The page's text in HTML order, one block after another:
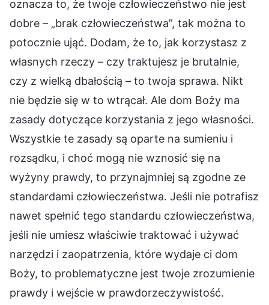
oznacza to, że twoje człowieczeństwo nie jest
dobre – „brak człowieczeństwa”, tak można to
potocznie ująć. Dodam, że to, jak korzystasz z
własnych rzeczy – czy traktujesz je brutalnie,
czy z wielką dbałością – to twoja sprawa. Nikt
nie będzie się w to wtrącał. Ale dom Boży ma
zasady dotyczące korzystania z jego własności.
Wszystkie te zasady są oparte na sumieniu i
rozsądku, i choć mogą nie wznosić się na
wyżyny prawdy, to przynajmniej są zgodne ze
standardami człowieczeństwa. Jeśli nie potrafisz
nawet spełnić tego standardu człowieczeństwa,
jeśli nie umiesz właściwie traktować i używać
narzędzi i zaopatrzenia, które wydaje ci dom
Boży, to problematyczne jest twoje zrozumienie
prawdy i wejście w prawdorzeczywistość.